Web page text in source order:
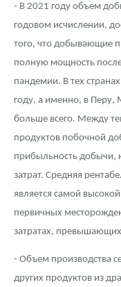
- В 2021 году объем
годовом исчислении,
того, что добывающие
полную мощность
пандемии. В тех
году, а именно, в Перу,
больше всего. Между
продуктов побочной
прибыльность добычи,
затрат. Средняя
является самой
первичных
затратах, превышающих
- Объем производства
других продуктов из